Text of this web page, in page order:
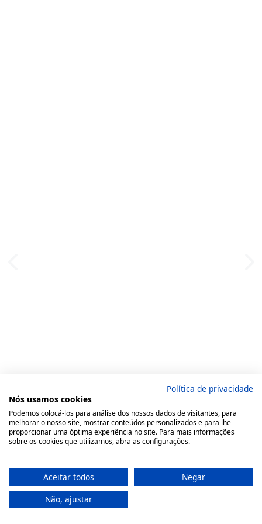
Política de privacidade
Nós usamos cookies
Podemos colocá-los para análise dos nossos dados de visitantes, para
melhorar o nosso site, mostrar conteúdos personalizados e para lhe
proporcionar uma óptima experiência no site. Para mais informações
sobre os cookies que utilizamos, abra as configurações.
Aceitar todos
Negar
Não, ajustar